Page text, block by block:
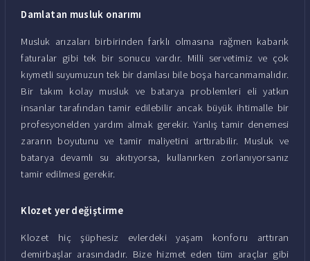
Damlatan musluk onarımı
Musluk arızaları birbirinden farklı olmasına rağmen kabarık
faturalar gibi tek bir sonucu vardır. Milli servetimiz ve çok
kıymetli suyumuzun tek bir damlası bile boşa harcanmamalıdır.
Bir takım kolay musluk ve batarya problemleri eli yatkın
insanlar tarafından tamir edilebilir ancak büyük ihtimalle bir
profesyonelden yardım almak gerekir. Yanlış tamir denemesi
zararın boyutunu ve tamir maliyetini arttırabilir. Musluk ve
batarya devamlı su akıtıyorsa, kullanırken zorlanıyorsanız
tamir edilmesi gerekir.
Klozet yer değiştirme
Klozet hiç şüphesiz evlerdeki yaşam konforu arttıran
demirbaşlar arasındadır. Bize hizmet eden tüm araçlar gibi